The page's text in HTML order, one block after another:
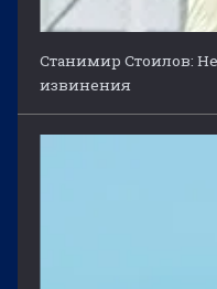
Станимир Стоилов:
извинения